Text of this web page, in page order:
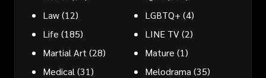
Law(12) LGBTQ+ (4)
Life (185) LINE TV(2)
Martial Art (28) Mature (1)
Medical (31) Melodrama (35)